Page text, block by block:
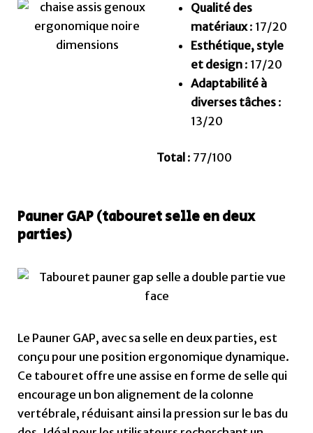
Qualité des
matériaux: 17/20
Esthétique, style
et design : 17/20
Adaptabilité à
diverses tâches :
13/20
Total : 77/100
Pauner GAP (tabouret selle en deux
parties)
Le Pauner GAP, avec sa selle en deux parties, est
conçu pour une position ergonomique dynamique.
Ce tabouret offre une assise en forme de selle qui
encourage un bon alignement de la colonne
vertébrale, réduisant ainsi la pression sur le bas du